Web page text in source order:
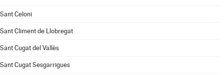
Sant Celoni
Sant Climent de Llobregat
Sant Cugat del Vallès
Sant Cugat Sesgarrigues